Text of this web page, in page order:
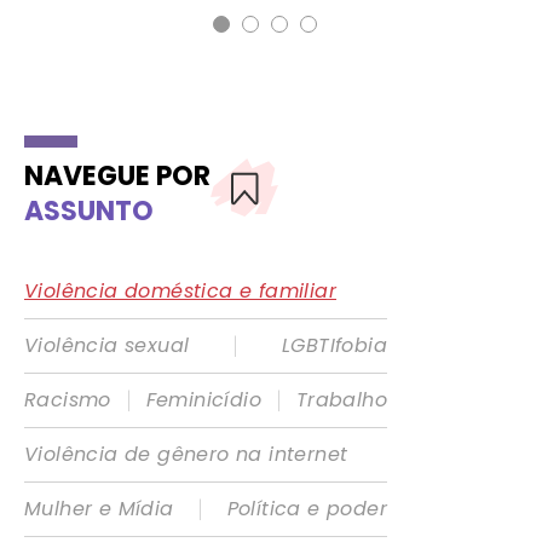
NAVEGUE POR
ASSUNTO
Violência doméstica e familiar
Violência sexual
|
LGBTIfobia
Racismo
| Feminicídio |
Trabalho
Violência de gênero na internet
Mulher e Mídia
|
Política e poder